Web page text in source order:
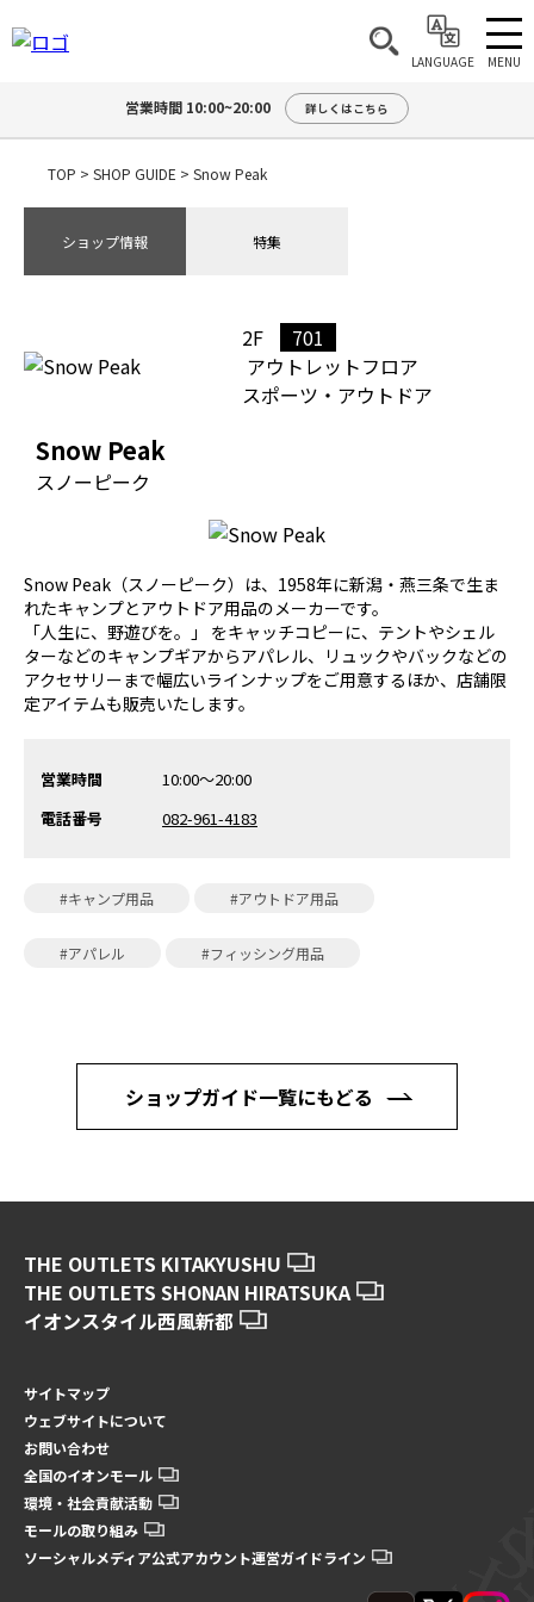
LANGUAGE MENU
営業時間 10:00~20:00 詳しくはこちら
TOP > SHOP GUIDE > Snow Peak
ショップ情報 特集
2F
701
アウトレットフロア
スポーツ・アウトドア
Snow Peak
スノーピーク
Snow Peak（スノーピーク）は、1958年に新潟・燕三条で生ま
れたキャンプとアウトドア用品のメーカーです。
「人生に、野遊びを。」 をキャッチコピーに、テントやシェル
ターなどのキャンプギアからアパレル、リュックやバックなどの
アクセサリーまで幅広いラインナップをご用意するほか、店舗限
定アイテムも販売いたします。
営業時間
10:00〜20:00
電話番号
082-961-4183
#キャンプ用品 #アウトドア用品
#アパレル #フィッシング用品
ショップガイド一覧にもどる
THE OUTLETS KITAKYUSHU
THE OUTLETS SHONAN HIRATSUKA
イオンスタイル西風新都
サイトマップ
ウェブサイトについて
お問い合わせ
全国のイオンモール
環境・社会貢献活動
モールの取り組み
ソーシャルメディア公式アカウント運営ガイドライン